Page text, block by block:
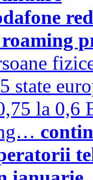
state
la 0,6